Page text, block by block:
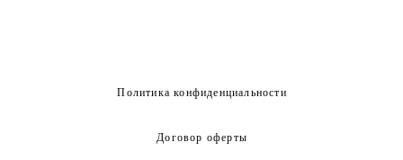
Политика конфиденциальности
Договор оферты